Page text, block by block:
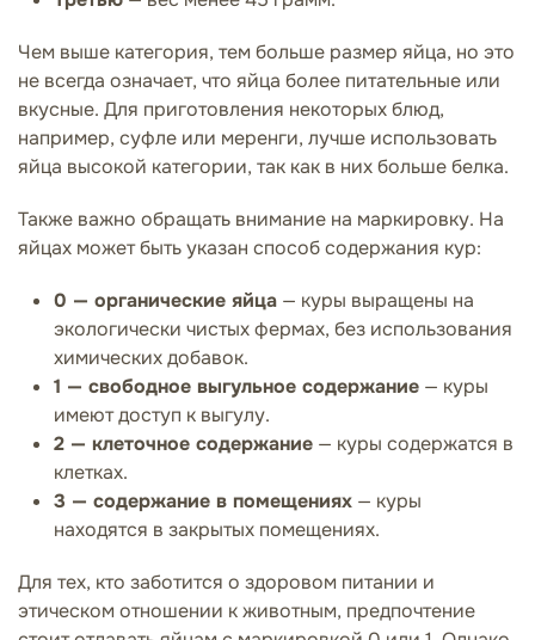
Чем выше категория, тем больше размер яйца, но это
не всегда означает, что яйца более питательные или
вкусные. Для приготовления некоторых блюд,
например, суфле или меренги, лучше использовать
яйца высокой категории, так как в них больше белка.
Также важно обращать внимание на маркировку. На
яйцах может быть указан способ содержания кур:
0 — органические яйца — куры выращены на
экологически чистых фермах, без использования
химических добавок.
1 — свободное выгульное содержание — куры
имеют доступ к выгулу.
2 — клеточное содержание — куры содержатся в
клетках.
3 — содержание в помещениях — куры
находятся в закрытых помещениях.
Для тех, кто заботится о здоровом питании и
этическом отношении к животным, предпочтение